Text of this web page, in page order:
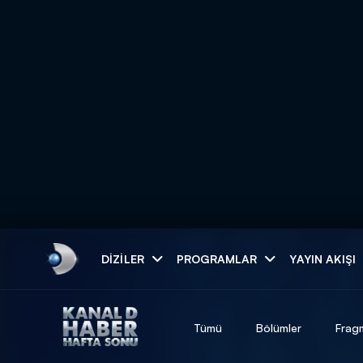
DIZILER PROGRAMLAR YAYIN AKIŞI
Tümü Bölümler